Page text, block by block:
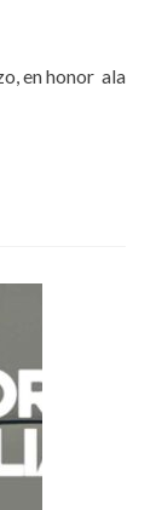
en honor ala